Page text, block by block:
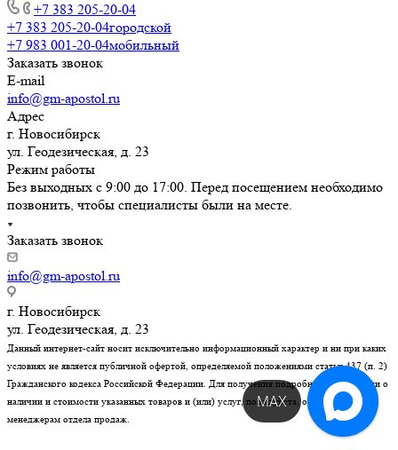
+7 383 205-20-04
+7 383 205-20-04городской
+7 983 001-20-04мобильный
Заказать звонок
E-mail
info@gm-apostol.ru
Адрес
г. Новосибирск
ул. Геодезическая, д. 23
Режим работы
Без выходных с 9:00 до 17:00. Перед посещением необходимо
позвонить, чтобы специалисты были на месте.
Заказать звонок
info@gm-apostol.ru
г. Новосибирск
ул. Геодезическая, д. 23
Данный интернет-сайт носит исключительно информационный характер и ни при каких
условиях не является публичной офертой, определяемой положениями статьи 437 (п. 2)
Гражданского кодекса Российской Федерации. Для получения подробной информации о
наличии и стоимости указанных товаров и (или) услуг, пожалуйста, обращайтесь к
менеджерам отдела продаж.
Обратный звонок!